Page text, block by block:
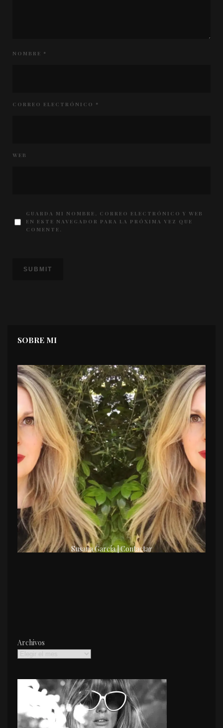
NOMBRE *
CORREO ELECTRÓNICO *
WEB
GUARDA MI NOMBRE, CORREO ELECTRÓNICO Y WEB
EN ESTE NAVEGADOR PARA LA PRÓXIMA VEZ QUE
COMENTE.
SOBRE MI
Susana García | Contactar
Archivos